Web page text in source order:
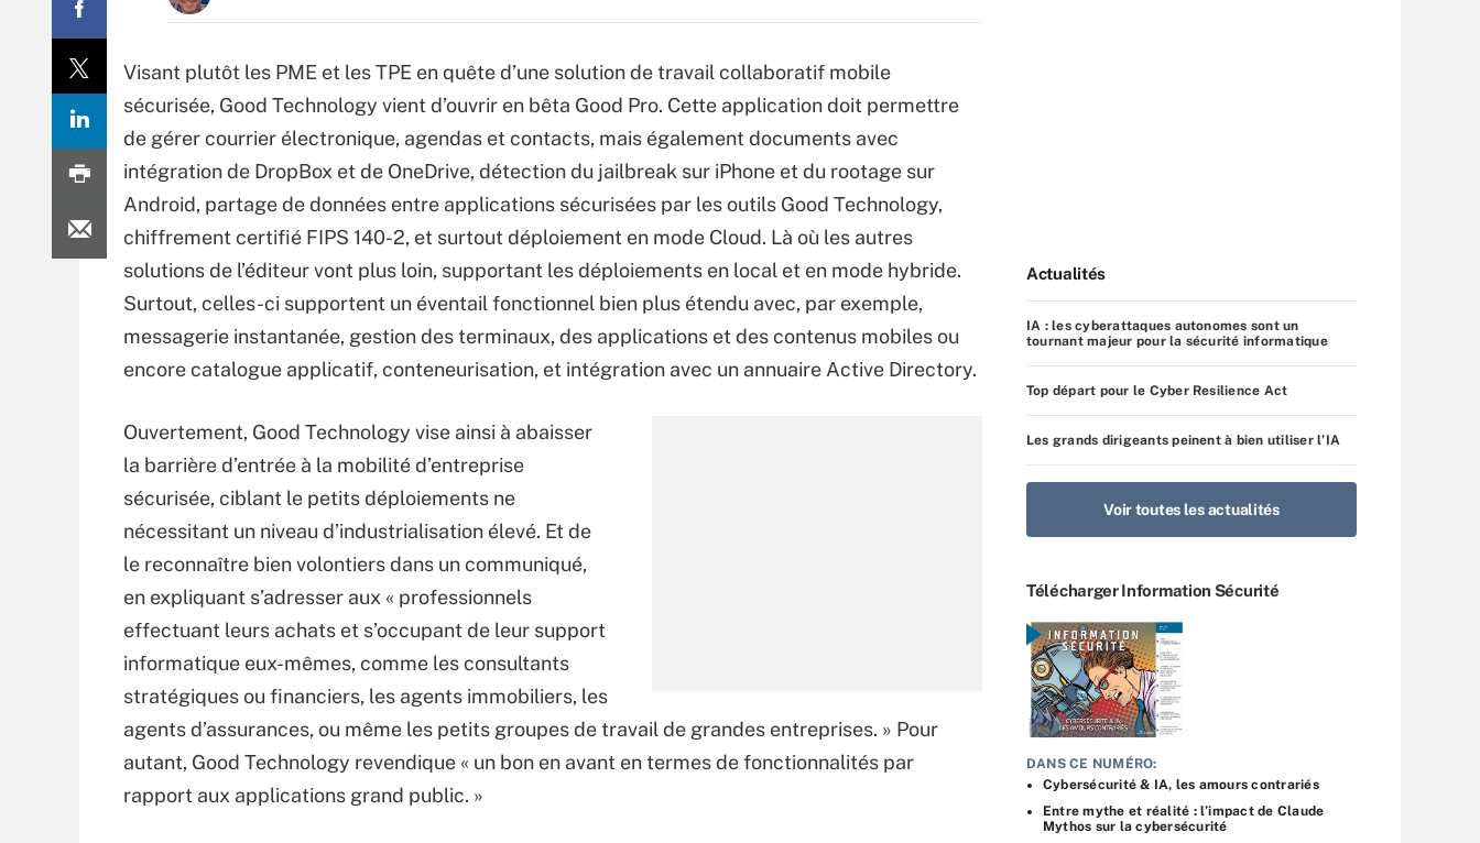
Visant plutôt les PME et les TPE en quête d’une solution de travail collaboratif mobile
sécurisée, Good Technology vient d’ouvrir en bêta Good Pro. Cette application doit permettre
de gérer courrier électronique, agendas et contacts, mais également documents avec
intégration de DropBox et de OneDrive, détection du jailbreak sur iPhone et du rootage sur
Android, partage de données entre applications sécurisées par les outils Good Technology,
chiffrement certifié FIPS 140-2, et surtout déploiement en mode Cloud. Là où les autres
solutions de l’éditeur vont plus loin, supportant les déploiements en local et en mode hybride.
Surtout, celles-ci supportent un éventail fonctionnel bien plus étendu avec, par exemple,
messagerie instantanée, gestion des terminaux, des applications et des contenus mobiles ou
encore catalogue applicatif, conteneurisation, et intégration avec un annuaire Active Directory.
Ouvertement, Good Technology vise ainsi à abaisser
la barrière d’entrée à la mobilité d’entreprise
sécurisée, ciblant le petits déploiements ne
nécessitant un niveau d’industrialisation élevé. Et de
le reconnaître bien volontiers dans un communiqué,
en expliquant s’adresser aux « professionnels
effectuant leurs achats et s’occupant de leur support
informatique eux-mêmes, comme les consultants
stratégiques ou financiers, les agents immobiliers, les
agents d’assurances, ou même les petits groupes de travail de grandes entreprises. » Pour
autant, Good Technology revendique « un bon en avant en termes de fonctionnalités par
rapport aux applications grand public. »
Actualités
IA : les cyberattaques autonomes sont un
tournant majeur pour la sécurité informatique
Top départ pour le Cyber Resilience Act
Les grands dirigeants peinent à bien utiliser l’IA
Voir toutes les actualités
Télécharger Information Sécurité
DANS CE NUMÉRO:
Cybersécurité & IA, les amours contrariés
Entre mythe et réalité : l’impact de Claude
Mythos sur la cybersécurité